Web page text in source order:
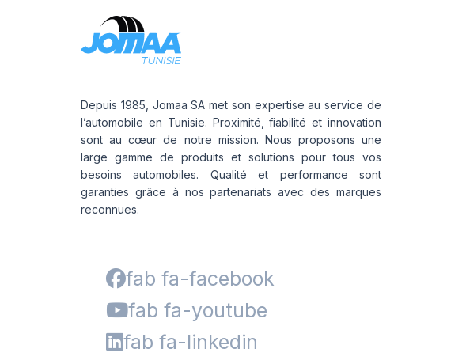
Depuis 1985, Jomaa SA met son expertise au service de
l’automobile en Tunisie. Proximité, fiabilité et innovation
sont au cœur de notre mission. Nous proposons une
large gamme de produits et solutions pour tous vos
besoins automobiles. Qualité et performance sont
garanties grâce à nos partenariats avec des marques
reconnues.
fab fa-facebook
fab fa-youtube
fab fa-linkedin